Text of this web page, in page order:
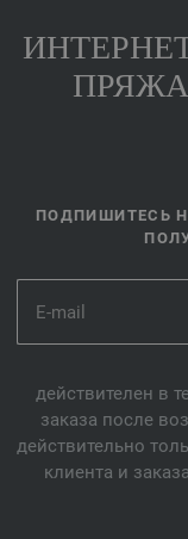
ПОДПИШИТЕСЬ
действителен в
заказа после
действительно
клиента и